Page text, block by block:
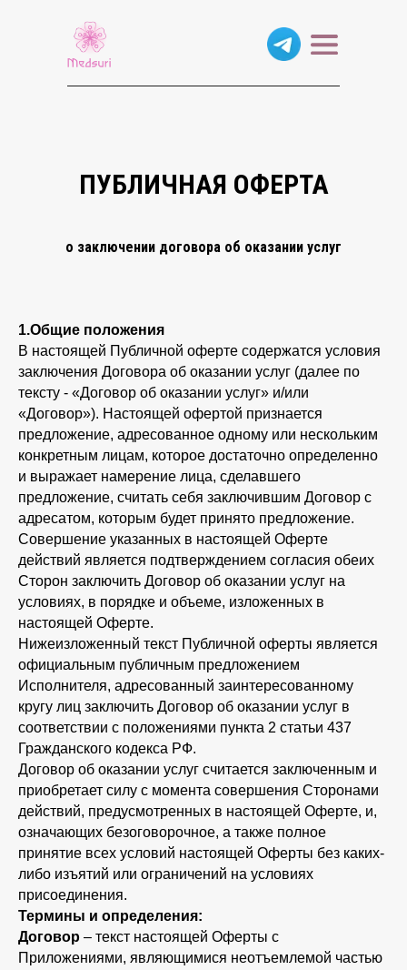
ПУБЛИЧНАЯ ОФЕРТА
о заключении договора об оказании услуг
1.Общие положения
В настоящей Публичной оферте содержатся условия
заключения Договора об оказании услуг (далее по
тексту - «Договор об оказании услуг» и/или
«Договор»). Настоящей офертой признается
предложение, адресованное одному или нескольким
конкретным лицам, которое достаточно определенно
и выражает намерение лица, сделавшего
предложение, считать себя заключившим Договор с
адресатом, которым будет принято предложение.
Совершение указанных в настоящей Оферте
действий является подтверждением согласия обеих
Сторон заключить Договор об оказании услуг на
условиях, в порядке и объеме, изложенных в
настоящей Оферте.
Нижеизложенный текст Публичной оферты является
официальным публичным предложением
Исполнителя, адресованный заинтересованному
кругу лиц заключить Договор об оказании услуг в
соответствии с положениями пункта 2 статьи 437
Гражданского кодекса РФ.
Договор об оказании услуг считается заключенным и
приобретает силу с момента совершения Сторонами
действий, предусмотренных в настоящей Оферте, и,
означающих безоговорочное, а также полное
принятие всех условий настоящей Оферты без каких-
либо изъятий или ограничений на условиях
присоединения.
Термины и определения:
Договор – текст настоящей Оферты с
Приложениями, являющимися неотъемлемой частью